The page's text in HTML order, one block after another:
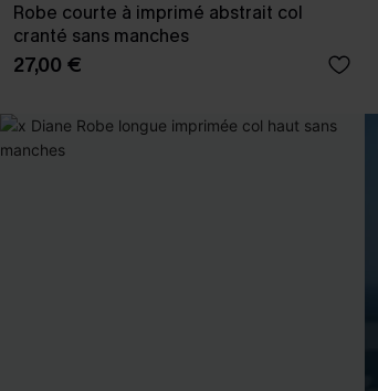
Robe courte à imprimé abstrait col
cranté sans manches
27,00 €